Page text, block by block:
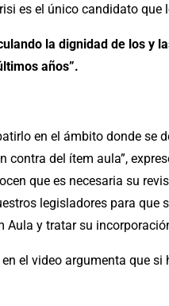
es el único candidato
la dignidad de los y
años”.
en el ámbito donde se
contra del ítem aula”,
que es necesaria su
legisladores para que
Aula y tratar su
el video argumenta que